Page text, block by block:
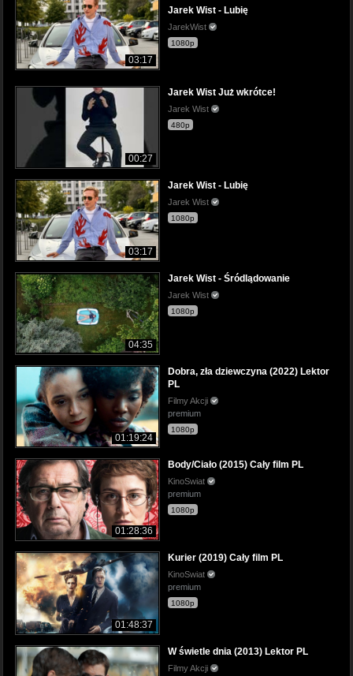
03:17
Jarek Wist - Lubię
JarekWist
1080p
00:27
Jarek Wist Już wkrótce!
Jarek Wist
480p
03:17
Jarek Wist - Lubię
Jarek Wist
1080p
04:35
Jarek Wist - Śródlądowanie
Jarek Wist
1080p
01:19:24
Dobra, zła dziewczyna (2022) Lektor
PL
Filmy Akcji
premium
1080p
01:28:36
Body/Ciało (2015) Cały film PL
KinoSwiat
premium
1080p
01:48:37
Kurier (2019) Cały film PL
KinoSwiat
premium
1080p
W świetle dnia (2013) Lektor PL
Filmy Akcji